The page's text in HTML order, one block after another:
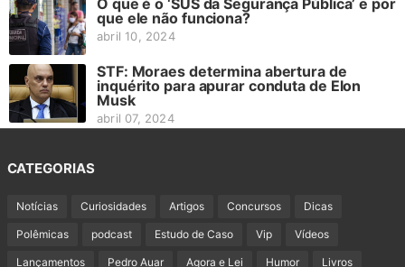
O que é o ‘SUS da Segurança Pública’ e por
que ele não funciona?
abril 10, 2024
STF: Moraes determina abertura de
inquérito para apurar conduta de Elon
Musk
abril 07, 2024
CATEGORIAS
Notícias Curiosidades Artigos Concursos Dicas
Polêmicas podcast Estudo de Caso Vip Vídeos
Lançamentos Pedro Auar Agora e Lei Humor Livros